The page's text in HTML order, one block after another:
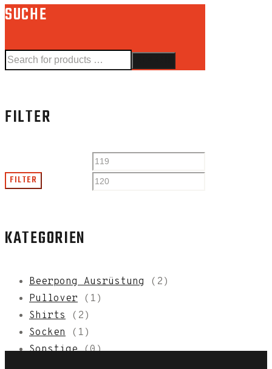
SUCHE
FILTER
FILTER
KATEGORIEN
Beerpong Ausrüstung
(2)
Pullover (1)
Shirts (2)
Socken (1)
Sonstige (0)